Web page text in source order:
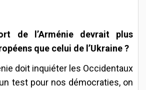
de l’Arménie devrait plus
que celui de l’Ukraine ?
doit inquiéter les Occidentaux
test pour nos démocraties, on